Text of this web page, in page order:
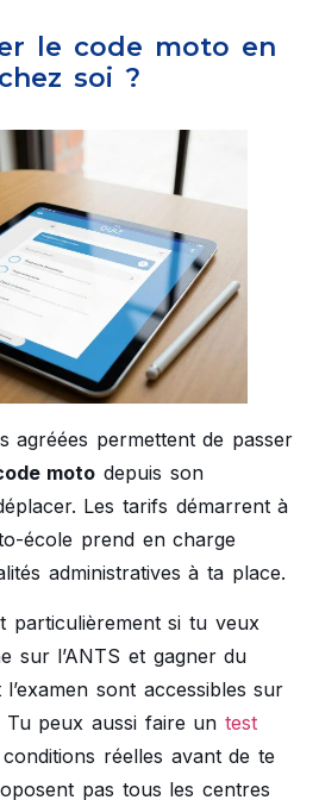
le code moto en
soi ?
agréées permettent de passer
moto depuis son
Les tarifs démarrent à
école prend en charge
administratives à ta place.
particulièrement si tu veux
sur l’ANTS et gagner du
sont accessibles sur
Tu peux aussi faire un test
réelles avant de te
pas tous les centres